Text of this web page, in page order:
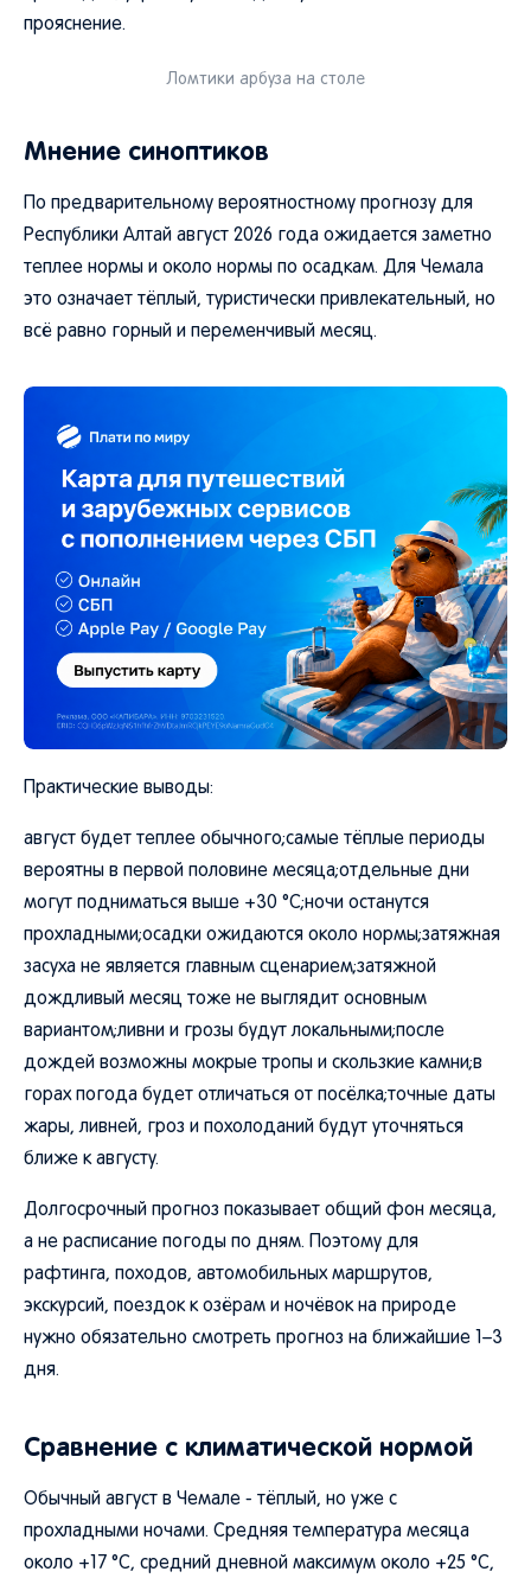
прояснение.
Ломтики арбуза на столе
Мнение синоптиков
По предварительному вероятностному прогнозу для
Республики Алтай август 2026 года ожидается заметно
теплее нормы и около нормы по осадкам. Для Чемала
это означает тёплый, туристически привлекательный, но
всё равно горный и переменчивый месяц.
Практические выводы:
август будет теплее обычного;самые тёплые периоды
вероятны в первой половине месяца;отдельные дни
могут подниматься выше +30 °C;ночи останутся
прохладными;осадки ожидаются около нормы;затяжная
засуха не является главным сценарием;затяжной
дождливый месяц тоже не выглядит основным
вариантом;ливни и грозы будут локальными;после
дождей возможны мокрые тропы и скользкие камни;в
горах погода будет отличаться от посёлка;точные даты
жары, ливней, гроз и похолоданий будут уточняться
ближе к августу.
Долгосрочный прогноз показывает общий фон месяца,
а не расписание погоды по дням. Поэтому для
рафтинга, походов, автомобильных маршрутов,
экскурсий, поездок к озёрам и ночёвок на природе
нужно обязательно смотреть прогноз на ближайшие 1–3
дня.
Сравнение с климатической нормой
Обычный август в Чемале - тёплый, но уже с
прохладными ночами. Средняя температура месяца
около +17 °C, средний дневной максимум около +25 °C,